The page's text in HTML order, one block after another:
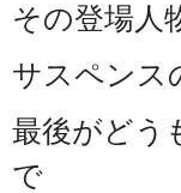
その登場人
サスペンス
最後がどう
で